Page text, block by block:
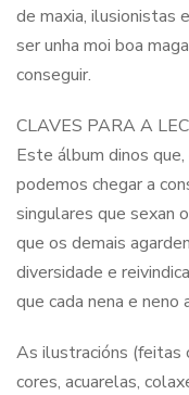
de maxia, ilusionistas
ser unha moi boa
conseguir.
CLAVES PARA A
Este álbum dinos
podemos chegar a
singulares que sexan
que os demais
diversidade e
que cada nena e neno
As ilustracións (feitas
cores, acuarelas,